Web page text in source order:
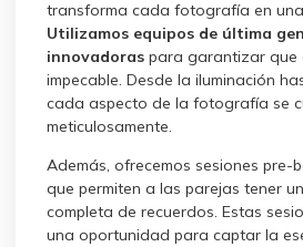
transforma cada fotografía en
Utilizamos equipos de última
innovadoras para garantizar que
impecable. Desde la iluminación
cada aspecto de la fotografía se
meticulosamente.
Además, ofrecemos sesiones
que permiten a las parejas tener
completa de recuerdos. Estas
una oportunidad para captar la